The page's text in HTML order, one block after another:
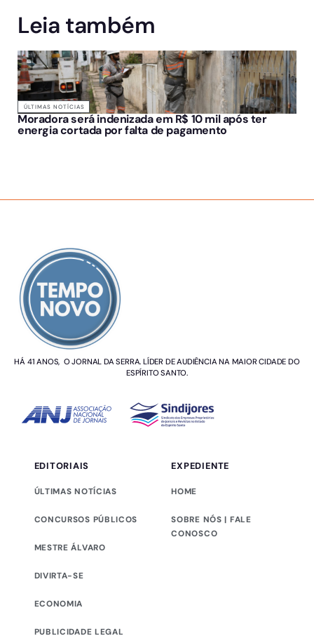
Leia também
ÚLTIMAS NOTÍCIAS
Moradora será indenizada em R$ 10 mil após ter
energia cortada por falta de pagamento
HÁ 41 ANOS, O JORNAL DA SERRA. LÍDER DE AUDIÊNCIA NA MAIOR CIDADE DO
ESPÍRITO SANTO.
EDITORIAIS
ÚLTIMAS NOTÍCIAS
CONCURSOS PÚBLICOS
MESTRE ÁLVARO
DIVIRTA-SE
ECONOMIA
PUBLICIDADE LEGAL
EXPEDIENTE
HOME
SOBRE NÓS | FALE
CONOSCO